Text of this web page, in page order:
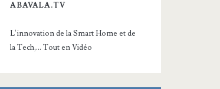
ABAVALA.TV
L'innovation de la Smart Home et de
la Tech,... Tout en Vidéo